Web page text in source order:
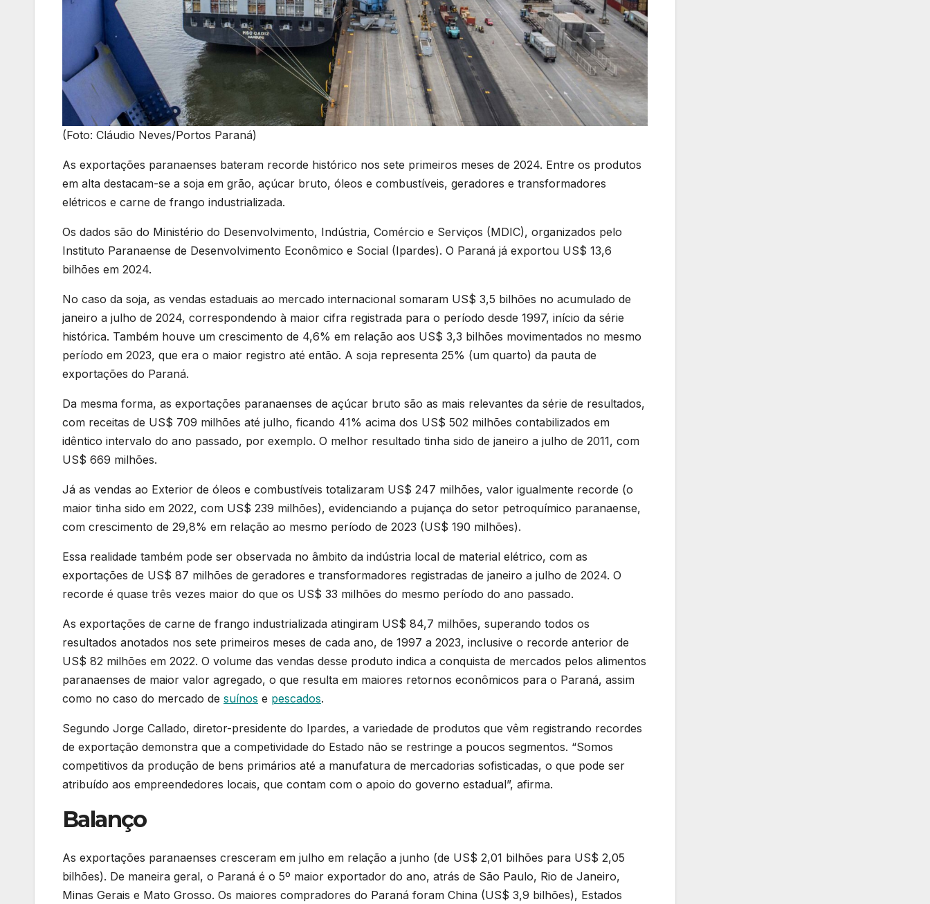
(Foto: Cláudio Neves/Portos Paraná)
As exportações paranaenses bateram recorde histórico nos sete primeiros meses de 2024. Entre os produtos
em alta destacam-se a soja em grão, açúcar bruto, óleos e combustíveis, geradores e transformadores
elétricos e carne de frango industrializada.
Os dados são do Ministério do Desenvolvimento, Indústria, Comércio e Serviços (MDIC), organizados pelo
Instituto Paranaense de Desenvolvimento Econômico e Social (Ipardes). O Paraná já exportou US$ 13,6
bilhões em 2024.
No caso da soja, as vendas estaduais ao mercado internacional somaram US$ 3,5 bilhões no acumulado de
janeiro a julho de 2024, correspondendo à maior cifra registrada para o período desde 1997, início da série
histórica. Também houve um crescimento de 4,6% em relação aos US$ 3,3 bilhões movimentados no mesmo
período em 2023, que era o maior registro até então. A soja representa 25% (um quarto) da pauta de
exportações do Paraná.
Da mesma forma, as exportações paranaenses de açúcar bruto são as mais relevantes da série de resultados,
com receitas de US$ 709 milhões até julho, ficando 41% acima dos US$ 502 milhões contabilizados em
idêntico intervalo do ano passado, por exemplo. O melhor resultado tinha sido de janeiro a julho de 2011, com
US$ 669 milhões.
Já as vendas ao Exterior de óleos e combustíveis totalizaram US$ 247 milhões, valor igualmente recorde (o
maior tinha sido em 2022, com US$ 239 milhões), evidenciando a pujança do setor petroquímico paranaense,
com crescimento de 29,8% em relação ao mesmo período de 2023 (US$ 190 milhões).
Essa realidade também pode ser observada no âmbito da indústria local de material elétrico, com as
exportações de US$ 87 milhões de geradores e transformadores registradas de janeiro a julho de 2024. O
recorde é quase três vezes maior do que os US$ 33 milhões do mesmo período do ano passado.
As exportações de carne de frango industrializada atingiram US$ 84,7 milhões, superando todos os
resultados anotados nos sete primeiros meses de cada ano, de 1997 a 2023, inclusive o recorde anterior de
US$ 82 milhões em 2022. O volume das vendas desse produto indica a conquista de mercados pelos alimentos
paranaenses de maior valor agregado, o que resulta em maiores retornos econômicos para o Paraná, assim
como no caso do mercado de suínos e pescados.
Segundo Jorge Callado, diretor-presidente do Ipardes, a variedade de produtos que vêm registrando recordes
de exportação demonstra que a competividade do Estado não se restringe a poucos segmentos. “Somos
competitivos da produção de bens primários até a manufatura de mercadorias sofisticadas, o que pode ser
atribuído aos empreendedores locais, que contam com o apoio do governo estadual”, afirma.
Balanço
As exportações paranaenses cresceram em julho em relação a junho (de US$ 2,01 bilhões para US$ 2,05
bilhões). De maneira geral, o Paraná é o 5º maior exportador do ano, atrás de São Paulo, Rio de Janeiro,
Minas Gerais e Mato Grosso. Os maiores compradores do Paraná foram China (US$ 3,9 bilhões), Estados